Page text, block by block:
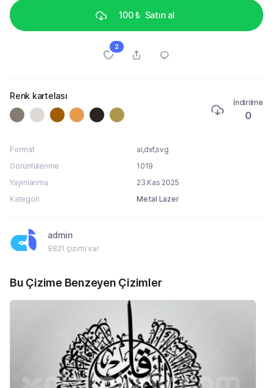
100 ₺ Satın al
2
Renk kartelası
İndirilme
0
Format
ai,dxf,svg
Görüntülenme
1019
Yayınlanma
23 Kas 2025
Kategori
Metal Lazer
admin
9821 çizimi var
Bu Çizime Benzeyen Çizimler